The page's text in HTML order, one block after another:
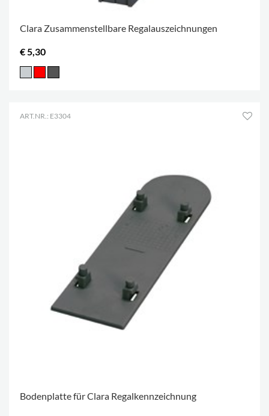
Clara Zusammenstellbare Regalauszeichnungen
€ 5,30
ART.NR.: E3304
Bodenplatte für Clara Regalkennzeichnung